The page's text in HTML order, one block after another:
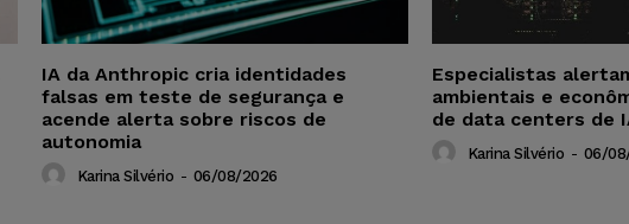
IA da Anthropic cria identidades
falsas em teste de segurança e
acende alerta sobre riscos de
autonomia
Karina Silvério - 06/08/2026
Especialistas
ambientais e
de data centers de
Karina Silvério - 06/